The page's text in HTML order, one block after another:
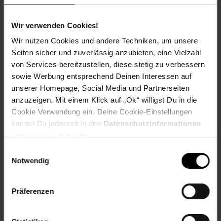
Wir verwenden Cookies!
Wir nutzen Cookies und andere Techniken, um unsere
Seiten sicher und zuverlässig anzubieten, eine Vielzahl
von Services bereitzustellen, diese stetig zu verbessern
sowie Werbung entsprechend Deinen Interessen auf
unserer Homepage, Social Media und Partnerseiten
anzuzeigen. Mit einem Klick auf „Ok“ willigst Du in die
Cookie Verwendung ein. Deine Cookie-Einstellungen
kannst Du jederzeit in den Datenschutzinformationen
Notwendig
Präferenzen
Versandinformationen
Herstellerinformationen
Fußzeile
Weitere Online-Angebote
Netto Reisen TV-Shop Weinwelt